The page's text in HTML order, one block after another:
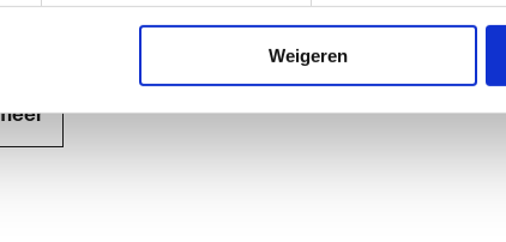
Weigeren